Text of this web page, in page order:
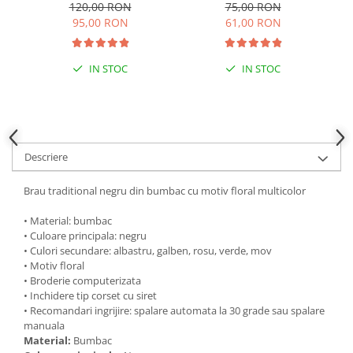
120,00 RON
95,00 RON
IN STOC
75,00 RON
61,00 RON
IN STOC
Descriere
Brau traditional negru din bumbac cu motiv floral multicolor
• Material: bumbac
• Culoare principala: negru
• Culori secundare: albastru, galben, rosu, verde, mov
• Motiv floral
• Broderie computerizata
• Inchidere tip corset cu siret
• Recomandari ingrijire: spalare automata la 30 grade sau spalare
manuala
Material: Bumbac